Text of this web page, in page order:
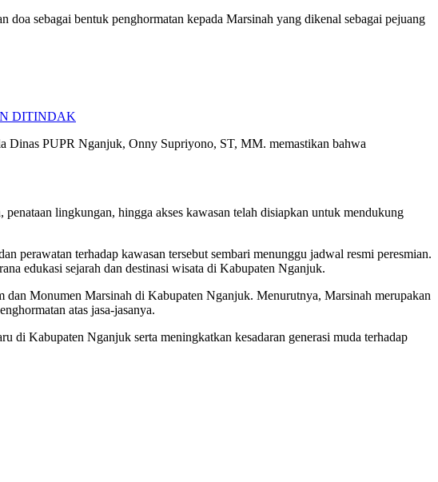
sebagai bentuk penghormatan kepada Marsinah yang dikenal sebagai pejuang
DITINDAK
Dinas PUPR Nganjuk, Onny Supriyono, ST, MM. memastikan bahwa
lingkungan, hingga akses kawasan telah disiapkan untuk mendukung
terhadap kawasan tersebut sembari menunggu jadwal resmi peresmian.
edukasi sejarah dan destinasi wisata di Kabupaten Nganjuk.
Monumen Marsinah di Kabupaten Nganjuk. Menurutnya, Marsinah merupakan
atas jasa-jasanya.
di Kabupaten Nganjuk serta meningkatkan kesadaran generasi muda terhadap